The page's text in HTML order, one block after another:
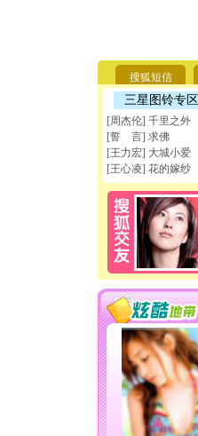
搜狐短信
三星图铃专区
[周杰伦] 千里之外
[誓 言] 求佛
[王力宏] 大城小爱
[王心凌] 花的嫁纱